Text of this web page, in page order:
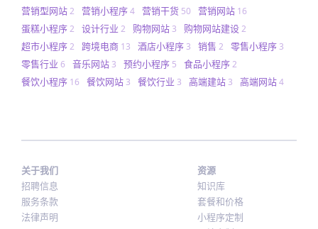
营销型网站2 营销小程序4 营销干货 50 营销网站 16
蛋糕小程序2 设计行业 2 购物网站 3 购物网站建设2
超市小程序2 跨境电商 13 酒店小程序 3 销售 2 零售小程序 3
零售行业 6 音乐网站 3 预约小程序 5 食品小程序2
餐饮小程序 16 餐饮网站 3 餐饮行业 3 高端建站 3 高端网站4
关于我们
招聘信息
服务条款
法律声明
资源
知识库
套餐和价格
小程序定制